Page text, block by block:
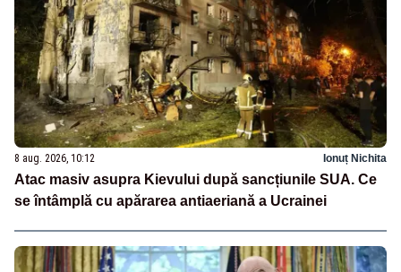
8 aug. 2026, 10:12 Ionuț Nichita
Atac masiv asupra Kievului după sancțiunile SUA. Ce
se întâmplă cu apărarea antiaeriană a Ucrainei